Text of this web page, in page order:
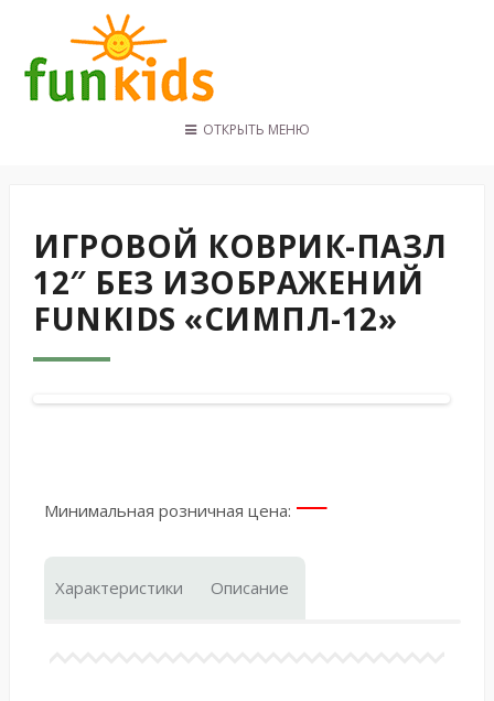
КОНТАКТЫ
ОТКРЫТЬ МЕНЮ
ИГРОВОЙ КОВРИК-ПАЗЛ
12″ БЕЗ ИЗОБРАЖЕНИЙ
FUNKIDS «СИМПЛ-12»
Минимальная розничная цена: —
Характеристики Описание